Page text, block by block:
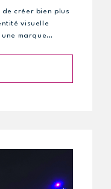
de créer bien plus
visuelle
une marque…